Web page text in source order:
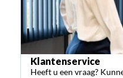
Klantenservice
Heeft u een vraag?